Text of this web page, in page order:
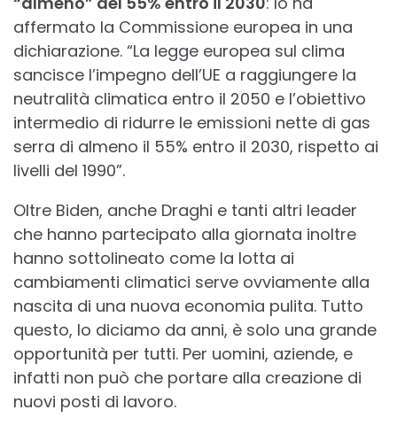
affermato la Commissione europea in una
dichiarazione. “La legge europea sul clima
sancisce l’impegno dell’UE a raggiungere la
neutralità climatica entro il 2050 e l’obiettivo
intermedio di ridurre le emissioni nette di gas
serra di almeno il 55% entro il 2030, rispetto ai
livelli del 1990”.
Oltre Biden, anche Draghi e tanti altri leader
che hanno partecipato alla giornata inoltre
hanno sottolineato come la lotta ai
cambiamenti climatici serve ovviamente alla
nascita di una nuova economia pulita. Tutto
questo, lo diciamo da anni, è solo una grande
opportunità per tutti. Per uomini, aziende, e
infatti non può che portare alla creazione di
nuovi posti di lavoro.